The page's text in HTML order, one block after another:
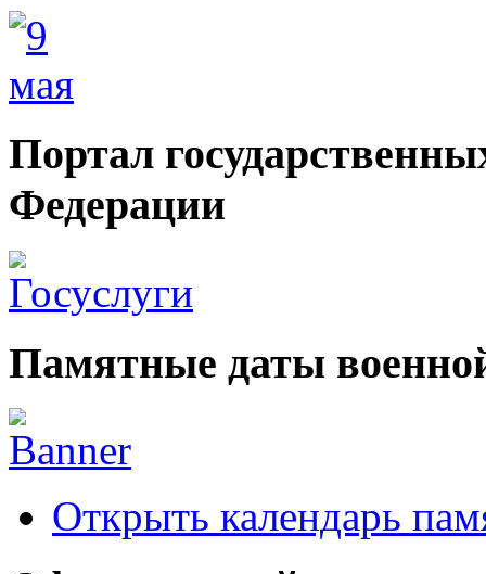
Портал
Федерации
Памятные даты
Открыть календарь